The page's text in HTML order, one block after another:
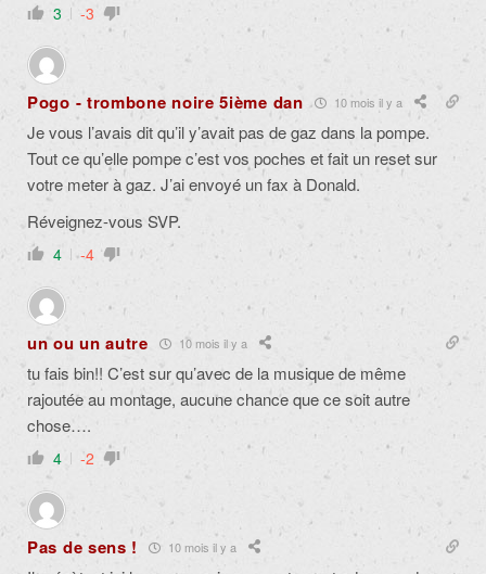
3 -3
Pogo - trombone noire 5ième dan 10 mois il y a
Je vous l’avais dit qu’il y’avait pas de gaz dans la pompe.
Tout ce qu’elle pompe c’est vos poches et fait un reset sur
votre meter à gaz. J’ai envoyé un fax à Donald.
Réveignez-vous SVP.
4 -4
un ou un autre 10 mois il y a
tu fais bin!! C’est sur qu’avec de la musique de même
rajoutée au montage, aucune chance que ce soit autre
chose….
4 -2
Pas de sens ! 10 mois il y a